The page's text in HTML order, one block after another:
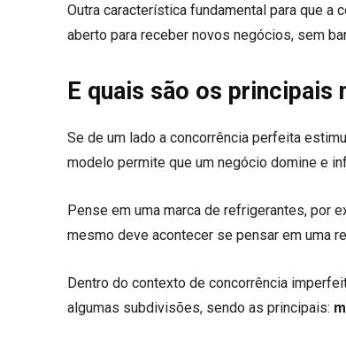
Outra característica fundamental para que
aberto para receber novos negócios, sem
E quais são os
Se de um lado a concorrência perfeita
modelo permite que um negócio domine e
Pense em uma marca de refrigerantes, por
mesmo deve acontecer se pensar em uma
Dentro do contexto de concorrência
algumas subdivisões, sendo as principais: